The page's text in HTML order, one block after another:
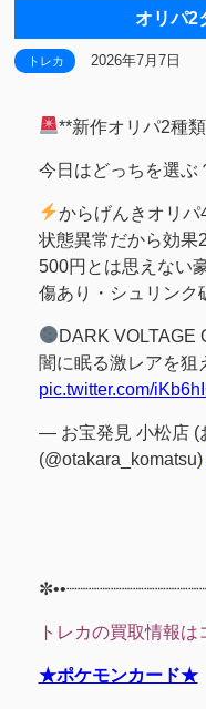
オリパ2
トレカ 2026年7月7日
**新作オリパ2種
今日はどっちを選ぶ
からげんきオリパ
状態異常だから効果
500円とは思えない
傷あり・シュリンク
DARK VOLTAGE
闇に眠る激レアを
pic.twitter.com/
— お宝発見 小松店 (
(@otakara_komatsu)
トレカの買取情報は
★ポケモンカード★